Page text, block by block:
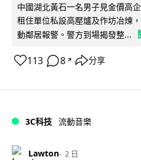
中國湖北黃石一名男子見金價高
租住單位私設高壓爐及作坊冶煉
動鄰居報警。警方到場揭發整...
113 8 ↗ 分享
3C科技 流動音樂
Lawton 2 日